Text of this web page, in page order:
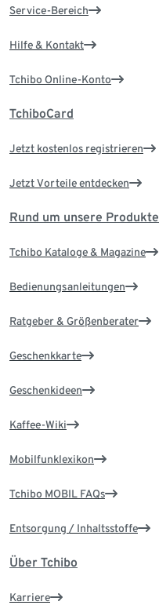
Service-Bereich
Hilfe & Kontakt
Tchibo Online-Konto
TchiboCard
Jetzt kostenlos registrieren
Jetzt Vorteile entdecken
Rund um unsere Produkte
Tchibo Kataloge & Magazine
Bedienungsanleitungen
Ratgeber & Größenberater
Geschenkkarte
Geschenkideen
Kaffee-Wiki
Mobilfunklexikon
Tchibo MOBIL FAQs
Entsorgung / Inhaltsstoffe
Über Tchibo
Karriere